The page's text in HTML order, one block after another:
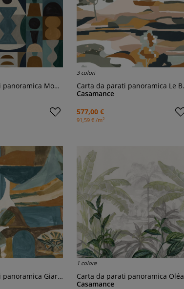
Modelage
3 colori
Carta da parati panoramica Le Bassin
Casamance
577,00 €
91,59 € /m2
Giardino danzante
1 colore
Carta da parati panoramica Oléa
Casamance